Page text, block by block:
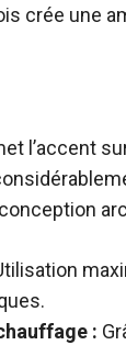
crée une
l’accent
: